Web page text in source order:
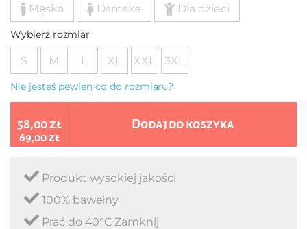
Męska Damska Dla dzieci
Wybierz rozmiar
S M L XL XXL 3XL
Nie jesteś pewien co do rozmiaru?
58,00 zł
69,00 zł
Dodaj do koszyka
Produkt wysokiej jakości
100% bawełny
Prać do 40°C Zamknij